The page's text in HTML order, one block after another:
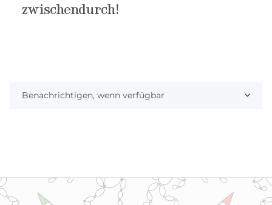
zwischendurch!
Benachrichtigen, wenn verfügbar